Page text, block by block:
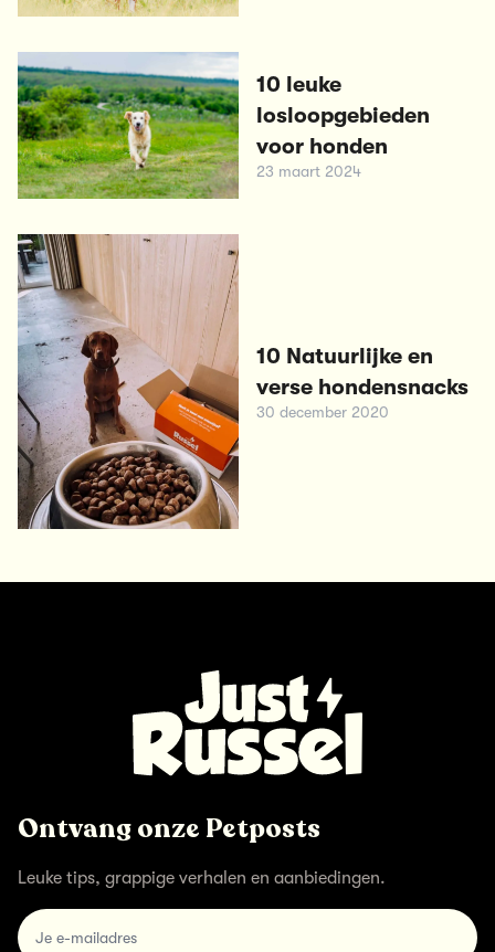
10 leuke
losloopgebieden
voor honden
23 maart 2024
10 Natuurlijke en
verse hondensnacks
30 december 2020
Ontvang onze Petposts
Leuke tips, grappige verhalen en aanbiedingen.
email